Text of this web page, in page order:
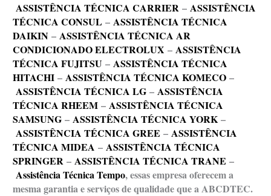
ASSISTÊNCIA TÉCNICA CARRIER –ASSISTÊNCIA
TÉCNICA CONSUL –ASSISTÊNCIA TÉCNICA
DAIKIN –ASSISTÊNCIA TÉCNICA AR
CONDICIONADO ELECTROLUX –ASSISTÊNCIA
TÉCNICA FUJITSU –ASSISTÊNCIA TÉCNICA
HITACHI –ASSISTÊNCIA TÉCNICA KOMECO –
ASSISTÊNCIA TÉCNICA LG –ASSISTÊNCIA
TÉCNICA RHEEM –ASSISTÊNCIA TÉCNICA
SAMSUNG –ASSISTÊNCIA TÉCNICA YORK–
ASSISTÊNCIA TÉCNICA GREE –ASSISTÊNCIA
TÉCNICA MIDEA –ASSISTÊNCIA TÉCNICA
SPRINGER –ASSISTÊNCIA TÉCNICA TRANE –
Assistência Técnica Tempo, essas empresa oferecem a
mesma garantia e serviços de qualidade que a ABCDTEC.